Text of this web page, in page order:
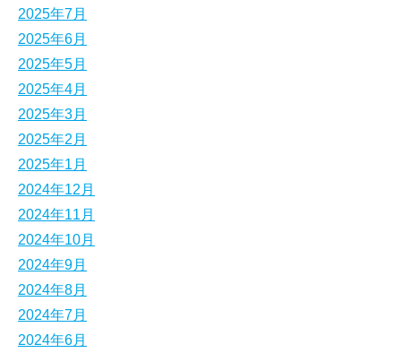
2025年7月
2025年6月
2025年5月
2025年4月
2025年3月
2025年2月
2025年1月
2024年12月
2024年11月
2024年10月
2024年9月
2024年8月
2024年7月
2024年6月